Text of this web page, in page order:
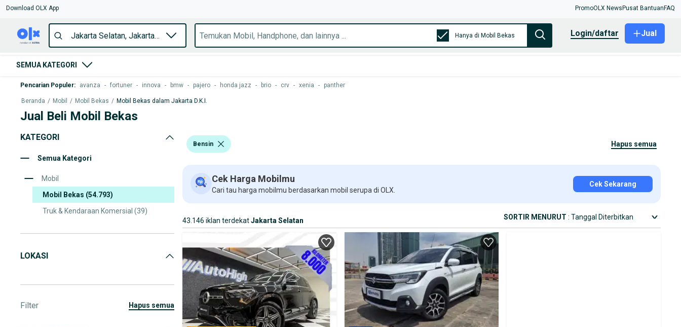
Download OLX App PromoOLX News Pusat Bantuan FAQ
Hanya di Mobil Bekas login/daftar Jual
SEMUA KATEGORI
Pencarian Populer: avanza - fortuner - innova - bmw - pajero - honda jazz - brio - crv - xenia - panther
Beranda / Mobil / Mobil Bekas / Mobil Bekas dalam Jakarta D.K.I.
Jual Beli Mobil Bekas
KATEGORI
Semua Kategori
Mobil
Mobil Bekas (54.793)
Truk & Kendaraan Komersial (39)
LOKASI
Filter hapus semua
Bensin hapus semua
Cek Harga Mobilmu
Cari tau harga mobilmu berdasarkan mobil serupa di OLX.
Cek Sekarang
43.146 iklan terdekatJakarta Selatan SORTIR MENURUT : Tanggal Diterbitkan